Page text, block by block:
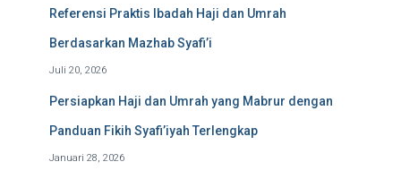
Referensi Praktis Ibadah Haji dan Umrah
Berdasarkan Mazhab Syafi’i
Juli 20, 2026
Persiapkan Haji dan Umrah yang Mabrur dengan
Panduan Fikih Syafi’iyah Terlengkap
Januari 28, 2026